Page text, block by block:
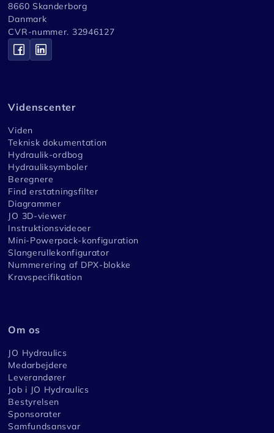
8660 Skanderborg
Danmark
CVR-nummer. 32946127
Videnscenter
Viden
Teknisk dokumentation
Hydraulik-ordbog
Hydrauliksymboler
Beregnere
Find erstatningsfilter
Diagrammer
JO 3D-viewer
Instruktionsvideoer
Mini-Powerpack-konfiguration
Slangerullekonfigurator
Nummerering af DPX-blokke
Kravspecifikation
Om os
JO Hydraulics
Medarbejdere
Leverandører
Job i JO Hydraulics
Bestyrelsen
Sponsorater
Samfundsansvar